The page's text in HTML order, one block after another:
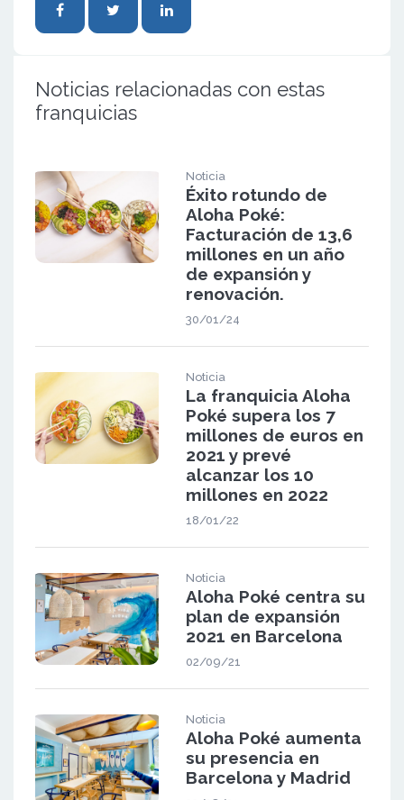
Noticias relacionadas con estas
franquicias
Noticia
Éxito rotundo de
Aloha Poké:
Facturación de 13,6
millones en un año
de expansión y
renovación.
30/01/24
Noticia
La franquicia Aloha
Poké supera los 7
millones de euros en
2021 y prevé
alcanzar los 10
millones en 2022
18/01/22
Noticia
Aloha Poké centra su
plan de expansión
2021 en Barcelona
02/09/21
Noticia
Aloha Poké aumenta
su presencia en
Barcelona y Madrid